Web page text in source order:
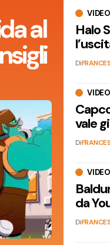
al
Halo
Di
vale
Di
da
Di